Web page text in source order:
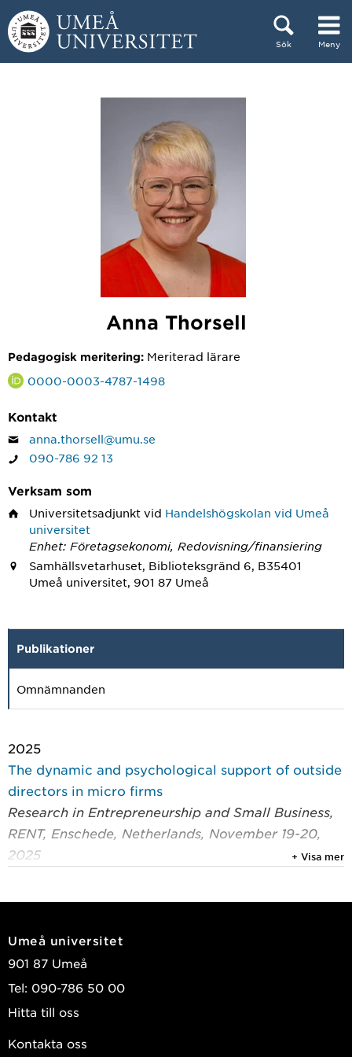
Hoppa direkt till innehållet
Sök Meny
Anna Thorsell
Pedagogisk meritering: Meriterad lärare
0000-0003-4787-1498
Kontakt
anna.thorsell@umu.se
090-786 92 13
Verksam som
Universitetsadjunkt vid Handelshögskolan vid Umeå
universitet
Enhet: Företagsekonomi, Redovisning/finansiering
Samhällsvetarhuset, Biblioteksgränd 6, B35401
Umeå universitet, 901 87 Umeå
Publikationer
Omnämnanden
2025
The dynamic and psychological support of outside
directors in micro firms
Research in Entrepreneurship and Small Business,
RENT, Enschede, Netherlands, November 19-20,
2025
Research in Entrepreneurship and Small Business,
RENT, Berlin, Germany
Thorsell, Anna; Isaksson, Anders
2018
+ Visa mer
Umeå universitet
901 87 Umeå
Tel: 090-786 50 00
Hitta till oss
Kontakta oss